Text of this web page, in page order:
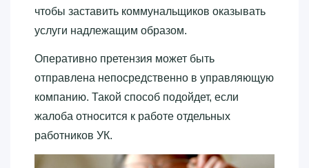
чтобы заставить коммунальщиков оказывать
услуги надлежащим образом.
Оперативно претензия может быть
отправлена непосредственно в управляющую
компанию. Такой способ подойдет, если
жалоба относится к работе отдельных
работников УК.